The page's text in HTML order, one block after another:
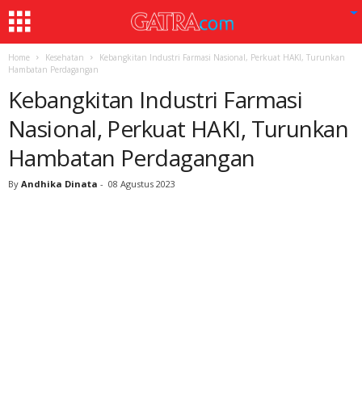
Home Kesehatan
Kebangkitan Industri Farmasi Nasional, Perkuat HAKI, Turunkan
Hambatan Perdagangan
Kebangkitan Industri Farmasi
Nasional, Perkuat HAKI, Turunkan
Hambatan Perdagangan
By Andhika Dinata - 08 Agustus 2023